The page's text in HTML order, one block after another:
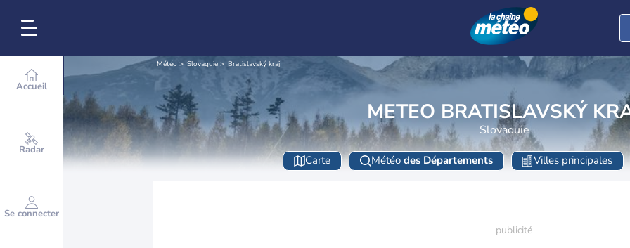
Accueil
Radar
Se connecter
Météo Slovaquie Bratislavský kraj
METEO BRATISLAVSKÝ
Slovaquie
Carte Météo des Départements Villes principales